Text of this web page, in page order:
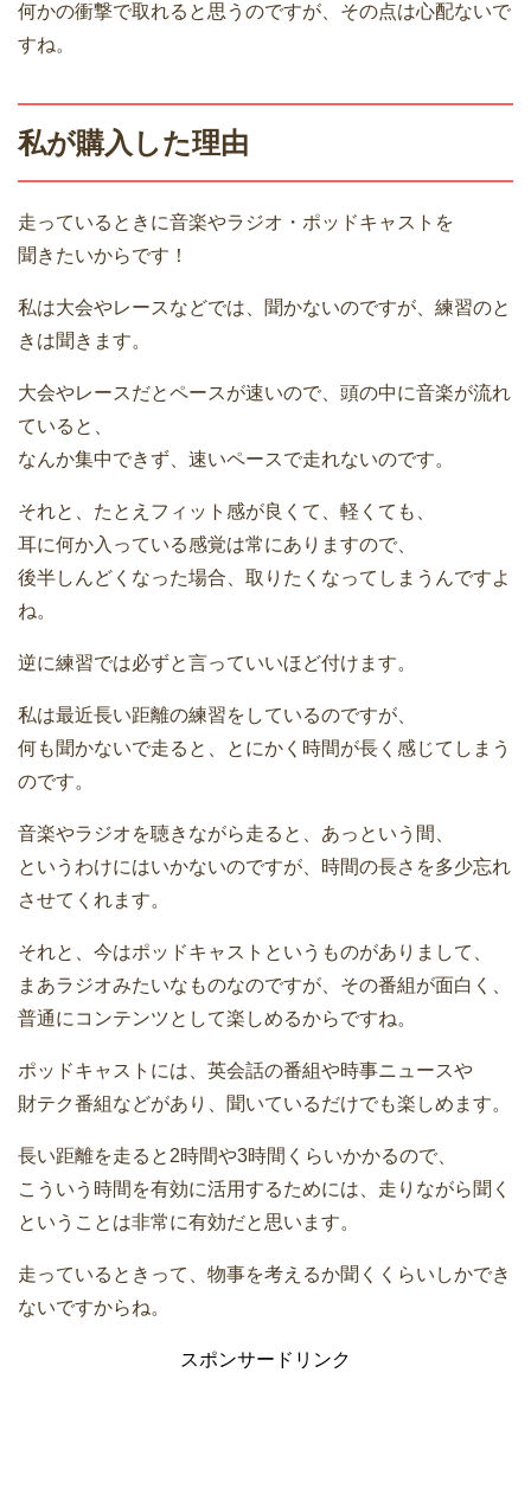
何かの衝撃で取れると思うのですが、その点は心配ないで
すね。
私が購入した理由
走っているときに音楽やラジオ・ポッドキャストを
聞きたいからです！
私は大会やレースなどでは、聞かないのですが、練習のと
きは聞きます。
大会やレースだとペースが速いので、頭の中に音楽が流れ
ていると、
なんか集中できず、速いペースで走れないのです。
それと、たとえフィット感が良くて、軽くても、
耳に何か入っている感覚は常にありますので、
後半しんどくなった場合、取りたくなってしまうんですよ
ね。
逆に練習では必ずと言っていいほど付けます。
私は最近長い距離の練習をしているのですが、
何も聞かないで走ると、とにかく時間が長く感じてしまう
のです。
音楽やラジオを聴きながら走ると、あっという間、
というわけにはいかないのですが、時間の長さを多少忘れ
させてくれます。
それと、今はポッドキャストというものがありまして、
まあラジオみたいなものなのですが、その番組が面白く、
普通にコンテンツとして楽しめるからですね。
ポッドキャストには、英会話の番組や時事ニュースや
財テク番組などがあり、聞いているだけでも楽しめます。
長い距離を走ると2時間や3時間くらいかかるので、
こういう時間を有効に活用するためには、走りながら聞く
ということは非常に有効だと思います。
走っているときって、物事を考えるか聞くくらいしかでき
ないですからね。
スポンサードリンク